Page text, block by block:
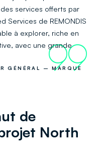
services offerts par
Services de REMONDIS
à explorer, riche en
avec une grande
99
GÉNÉRAL – MARQUE
de
North